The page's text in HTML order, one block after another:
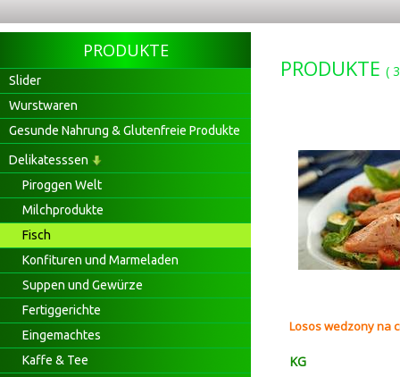
PRODUKTE
Slider
Wurstwaren
Gesunde Nahrung & Glutenfreie Produkte
Delikatesssen
Piroggen Welt
Milchprodukte
Fisch
Konfituren und Marmeladen
Suppen und Gewürze
Fertiggerichte
Eingemachtes
Kaffe & Tee
PRODUKTE ( 3
Losos wedzony na
KG